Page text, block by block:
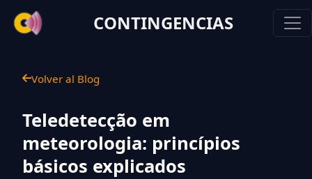
CONTINGENCIAS
Volver al Blog
Teledetecção em
meteorologia: princípios
básicos explicados